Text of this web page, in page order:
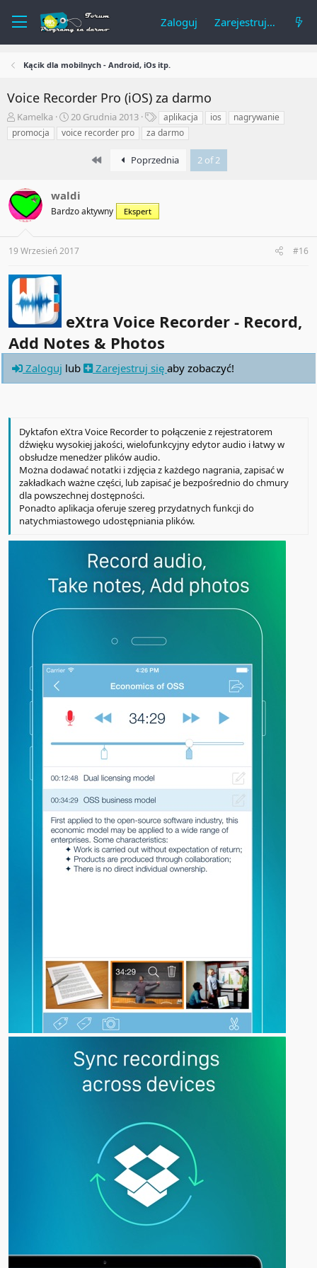
Zaloguj Zarejestruj się
Kącik dla mobilnych - Android, iOs itp.
Voice Recorder Pro (iOS) za darmo
A
u
t
e
a
Kamelka
R
o
z
z
t
20 Grudnia 2013
T
a
g
aplikacja ios
nagrywanie
promocja
voice recorder pro za darmo
First Poprzednia 2 of 2
waldi
Bardzo aktywny Ekspert
19 Wrzesień 2017 #16
eXtra Voice Recorder - Record,
Add Notes & Photos
Zaloguj lub Zarejestruj się aby zobaczyć!
Dyktafon eXtra Voice Recorder to połączenie z rejestratorem
dźwięku wysokiej jakości, wielofunkcyjny edytor audio i łatwy w
obsłudze menedżer plików audio.
Można dodawać notatki i zdjęcia z każdego nagrania, zapisać w
zakładkach ważne części, lub zapisać je bezpośrednio do chmury
dla powszechnej dostępności.
Ponadto aplikacja oferuje szereg przydatnych funkcji do
natychmiastowego udostępniania plików.